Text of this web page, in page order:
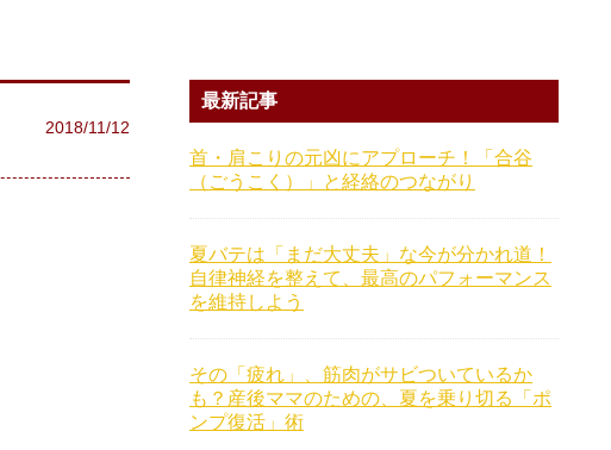
2018/11/12
最新記事
首・肩こりの元凶にアプローチ！「合谷
（ごうこく）」と経絡のつながり
夏バテは「まだ大丈夫」な今が分かれ道！
自律神経を整えて、最高のパフォーマンス
を維持しよう
その「疲れ」、筋肉がサビついているか
も？産後ママのための、夏を乗り切る「ポ
ンプ復活」術